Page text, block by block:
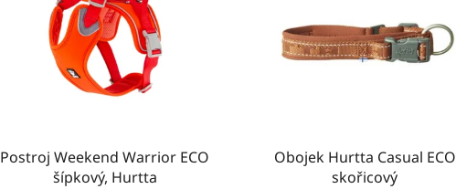
Postroj Weekend Warrior ECO
šípkový, Hurtta
Obojek Hurtta Casual ECO
skořicový